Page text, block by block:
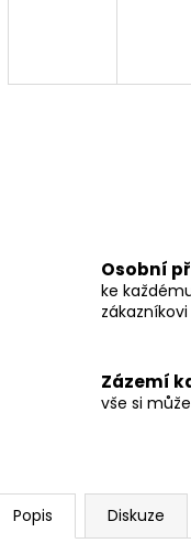
Osobní
ke
zákazníkovi
Zázemí
vše si
Popis Diskuze